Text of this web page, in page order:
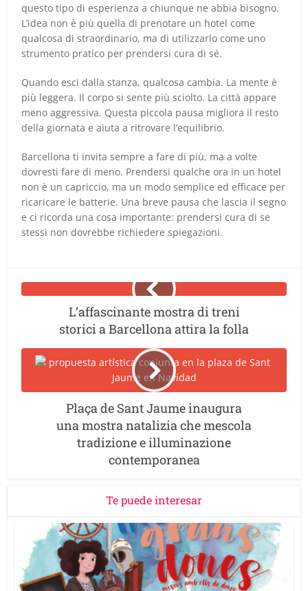
questo tipo di esperienza a chiunque ne abbia bisogno.
L’idea non è più quella di prenotare un hotel come
qualcosa di straordinario, ma di utilizzarlo come uno
strumento pratico per prendersi cura di sé.
Quando esci dalla stanza, qualcosa cambia. La mente è
più leggera. Il corpo si sente più sciolto. La città appare
meno aggressiva. Questa piccola pausa migliora il resto
della giornata e aiuta a ritrovare l’equilibrio.
Barcellona ti invita sempre a fare di più, ma a volte
dovresti fare di meno. Prendersi qualche ora in un hotel
non è un capriccio, ma un modo semplice ed efficace per
ricaricare le batterie. Una breve pausa che lascia il segno
e ci ricorda una cosa importante: prendersi cura di se
stessi non dovrebbe richiedere spiegazioni.
L’affascinante mostra di treni
storici a Barcellona attira la folla
Plaça de Sant Jaume inaugura
una mostra natalizia che mescola
tradizione e illuminazione
contemporanea
Te puede interesar